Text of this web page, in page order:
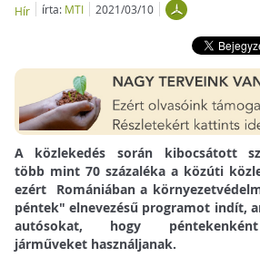
Hír írta: MTI 2021/03/10
A közlekedés során kibocsátott
több mint 70 százaléka a közúti
ezért Romániában a
péntek" elnevezésű programot indít,
autósokat, hogy
járműveket használjanak.